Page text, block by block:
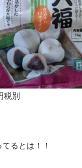
税別
るとは！！